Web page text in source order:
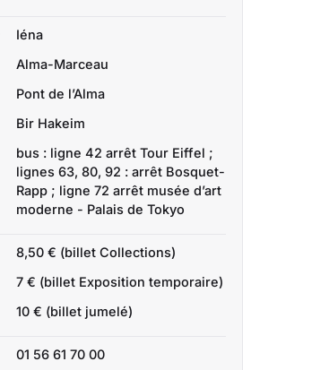
Iéna
Alma-Marceau
Pont de l’Alma
Bir Hakeim
bus : ligne 42 arrêt Tour Eiffel ;
lignes 63, 80, 92 : arrêt Bosquet-
Rapp ; ligne 72 arrêt musée d’art
moderne - Palais de Tokyo
8,50 € (billet Collections)
7 € (billet Exposition temporaire)
10 € (billet jumelé)
01 56 61 70 00